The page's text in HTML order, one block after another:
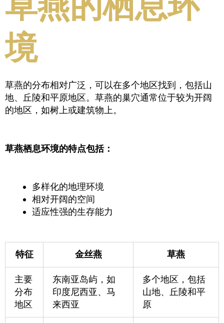
境
草燕的分布相对广泛，可以在多个地区找到，包括山
地、丘陵和平原地区。草燕的巢穴通常位于较为开阔
的地区，如树上或建筑物上。
草燕栖息环境的特点包括：
多样化的地理环境
相对开阔的空间
适应性强的生存能力
特征 金丝燕 草燕
主要
分布
地区
东南亚岛屿，如
印度尼西亚、马
来西亚
多个地区，包括
山地、丘陵和平
原